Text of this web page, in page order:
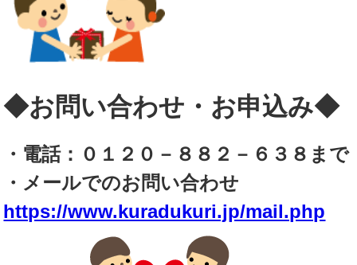
◆お問い合わせ・お申込み◆
・電話：０１２０－８８２－６３８まで
・メールでのお問い合わせ
https://www.kuradukuri.jp/mail.php